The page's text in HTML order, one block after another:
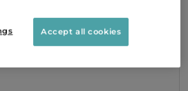
kan du hålla dig
Accept all cookies